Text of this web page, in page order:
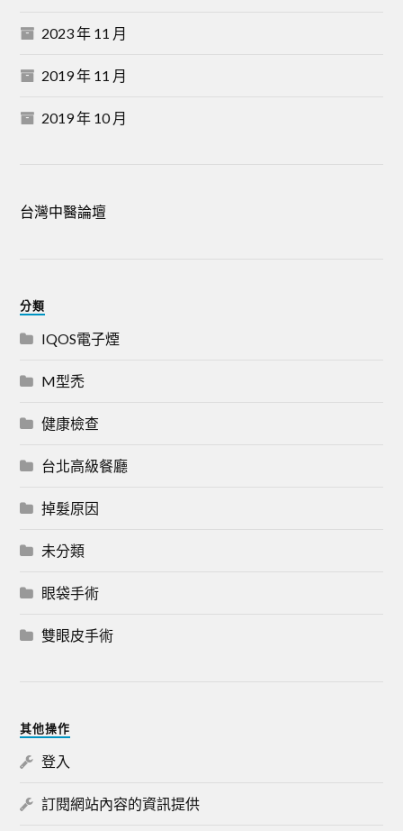
2023 年 11 月
2019 年 11 月
2019 年 10 月
台灣中醫論壇
分類
IQOS電子煙
M型禿
健康檢查
台北高級餐廳
掉髮原因
未分類
眼袋手術
雙眼皮手術
其他操作
登入
訂閱網站內容的資訊提供